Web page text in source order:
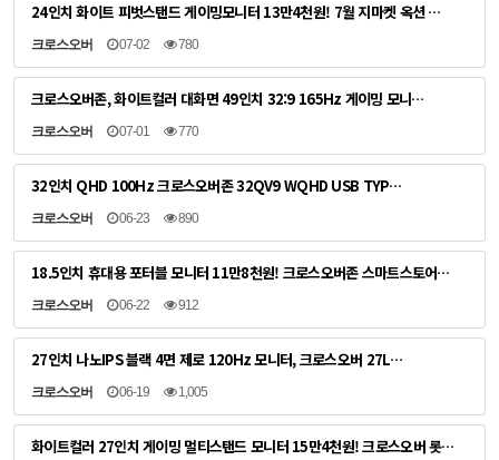
24인치 화이트 피벗스탠드 게이밍모니터 13만4천원! 7월 지마켓 옥션 …
크로스오버 07-02 780
크로스오버존, 화이트컬러 대화면 49인치 32:9 165Hz 게이밍 모니…
크로스오버 07-01 770
32인치 QHD 100Hz 크로스오버존 32QV9 WQHD USB TYP…
크로스오버 06-23 890
18.5인치 휴대용 포터블 모니터 11만8천원! 크로스오버존 스마트스토어…
크로스오버 06-22 912
27인치 나노IPS 블랙 4면 제로 120Hz 모니터, 크로스오버 27L…
크로스오버 06-19 1,005
화이트컬러 27인치 게이밍 멀티스탠드 모니터 15만4천원! 크로스오버 롯…